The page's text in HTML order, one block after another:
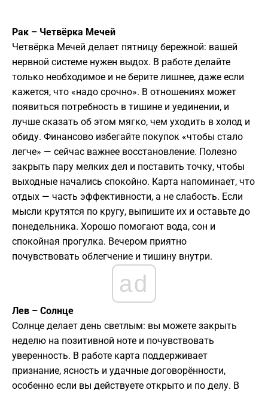
Рак – Четвёрка Мечей
Четвёрка Мечей делает пятницу бережной: вашей
нервной системе нужен выдох. В работе делайте
только необходимое и не берите лишнее, даже если
кажется, что «надо срочно». В отношениях может
появиться потребность в тишине и уединении, и
лучше сказать об этом мягко, чем уходить в холод и
обиду. Финансово избегайте покупок «чтобы стало
легче» — сейчас важнее восстановление. Полезно
закрыть пару мелких дел и поставить точку, чтобы
выходные начались спокойно. Карта напоминает, что
отдых — часть эффективности, а не слабость. Если
мысли крутятся по кругу, выпишите их и оставьте до
понедельника. Хорошо помогают вода, сон и
спокойная прогулка. Вечером приятно
почувствовать облегчение и тишину внутри.
ad
Лев – Солнце
Солнце делает день светлым: вы можете закрыть
неделю на позитивной ноте и почувствовать
уверенность. В работе карта поддерживает
признание, ясность и удачные договорённости,
особенно если вы действуете открыто и по делу. В